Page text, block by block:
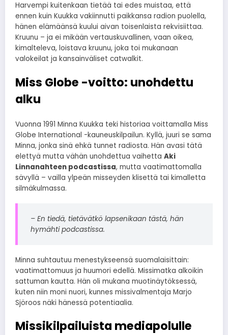
Harvempi kuitenkaan tietää tai edes muistaa, että
ennen kuin Kuukka vakiinnutti paikkansa radion puolella,
hänen elämäänsä kuului aivan toisenlaista rekvisiittaa.
Kruunu – ja ei mikään vertauskuvallinen, vaan oikea,
kimalteleva, loistava kruunu, joka toi mukanaan
valokeilat ja kansainväliset catwalkit.
Miss Globe -voitto: unohdettu
alku
Vuonna 1991 Minna Kuukka teki historiaa voittamalla Miss
Globe International -kauneuskilpailun. Kyllä, juuri se sama
Minna, jonka sinä ehkä tunnet radiosta. Hän avasi tätä
elettyä mutta vähän unohdettua vaihetta Aki
Linnanahteen podcastissa, mutta vaatimattomalla
sävyllä – vailla ylpeän misseyden klisettä tai kimalletta
silmäkulmassa.
– En tiedä, tietävätkö lapsenikaan tästä, hän
hymähti podcastissa.
Minna suhtautuu menestykseensä suomalaisittain:
vaatimattomuus ja huumori edellä. Missimatka alkoikin
sattuman kautta. Hän oli mukana muotinäytöksessä,
kuten niin moni nuori, kunnes missivalmentaja Marjo
Sjöroos näki hänessä potentiaalia.
Missikilpailuista mediapolulle